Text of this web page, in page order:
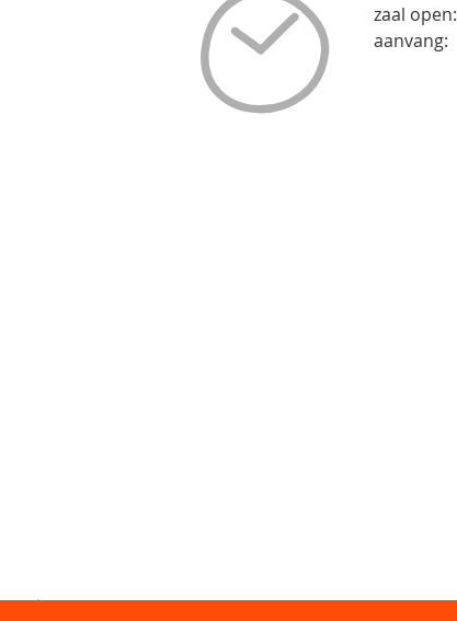
zaal open:
aanvang: